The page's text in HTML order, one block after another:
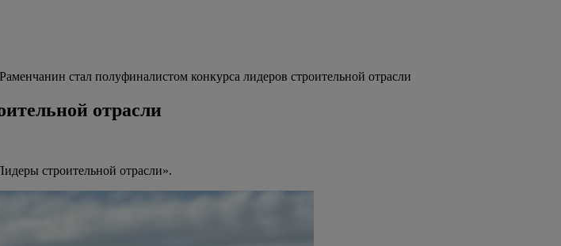
Раменчанин стал полуфиналистом конкурса лидеров строительной отрасли
отрасли
строительной отрасли».